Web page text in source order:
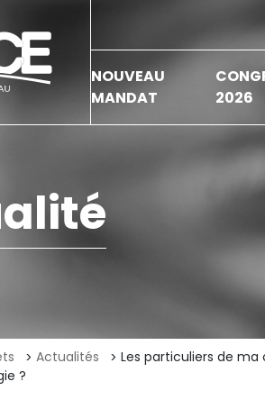
NOUVEAU
MANDAT
2026
Actualités
Les particuliers de
?